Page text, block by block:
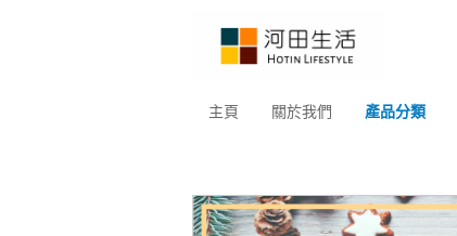
主頁 關於我們 產品分類